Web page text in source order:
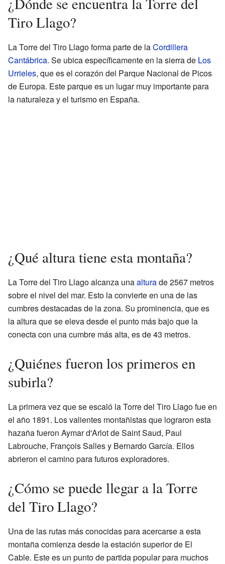
Tiro Llago?
La Torre del Tiro Llago forma parte de laCordillera
Cantábrica. Se ubica específicamente en la sierra de Los
Urrieles, que es el corazón del Parque Nacional de Picos
de Europa. Este parque es un lugar muy importante para
la naturaleza y el turismo en España.
¿Qué altura tiene esta montaña?
La Torre del Tiro Llago alcanza unaalturade 2567 metros
sobre el nivel del mar. Esto la convierte en una de las
cumbres destacadas de la zona. Su prominencia, que es
la altura que se eleva desde el punto más bajo que la
conecta con una cumbre más alta, es de 43 metros.
¿Quiénes fueron los primeros en
subirla?
La primera vez que se escaló la Torre del Tiro Llago fue en
el año 1891. Los valientes montañistas que lograron esta
hazaña fueron Aymar d'Arlot de Saint Saud, Paul
Labrouche, François Salles y Bernardo García. Ellos
abrieron el camino para futuros exploradores.
¿Cómo se puede llegar a la Torre
del Tiro Llago?
Una de las rutas más conocidas para acercarse a esta
montaña comienza desde la estación superior de El
Cable. Este es un punto de partida popular para muchos